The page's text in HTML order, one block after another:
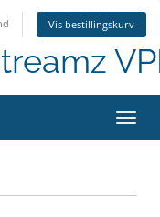
Vis bestillingskurv
Skift